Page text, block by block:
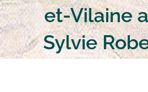
Contact
et-Vilaine
Sylvie